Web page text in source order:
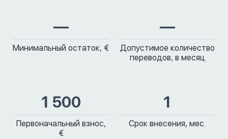
—
Минимальный остаток, €
—
Допустимое количество
переводов, в месяц
1 500
Первоначальный взнос,
€
1
Срок внесения, мес.